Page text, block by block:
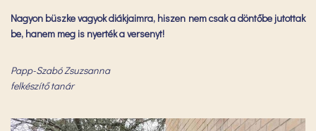
Nagyon büszke vagyok diákjaimra, hiszen nem csak a döntőbe jutottak
be, hanem meg is nyerték a versenyt!
Papp-Szabó Zsuzsanna
felkészítő tanár